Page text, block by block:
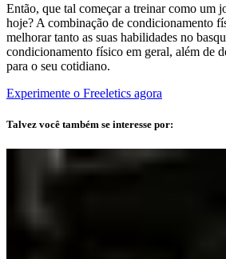
Então, que tal começar a treinar como um
hoje? A combinação de condicionamento
melhorar tanto as suas habilidades no
condicionamento físico em geral, além de
para o seu cotidiano.
Experimente o Freeletics agora
Talvez você também se interesse por: